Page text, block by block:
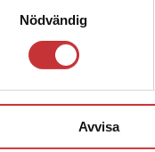
Nödvändig
Avvisa